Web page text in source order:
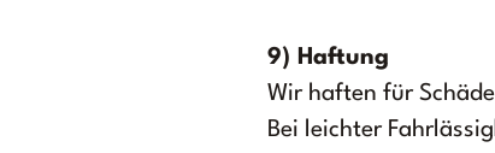
9) Haftung
Wir haften für
Bei leichter